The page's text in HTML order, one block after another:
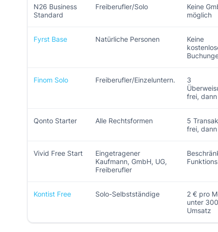
N26 Business
Standard
Freiberufler/Solo
Keine
möglich
Fyrst Base Natürliche Personen
Keine
Finom Solo Freiberufler/Einzeluntern.
3
frei,
Qonto Starter Alle Rechtsformen
5
frei,
Vivid Free Start
Eingetragener
Kaufmann, GmbH, UG,
Freiberufler
Kontist Free Solo-Selbstständige
2 € pro
unter
Umsatz